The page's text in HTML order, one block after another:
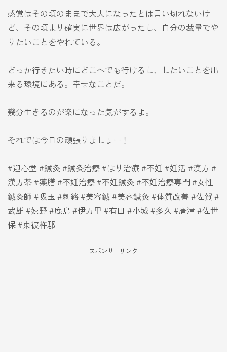
感覚はその頃のままで大人になったとは言い切れないけ
ど、その頃より確実に世界は広がったし、自分の裁量でや
りたいことをやれている。
どっか行きたい時にどこへでも行けるし、したいことを出
来る環境にある。幸せなことだ。
幾分生きるのが楽になった気がするよ。
それでは今日の頑張りましょー！
#迎心堂 #鍼灸 #鍼灸治療 #はり治療 #不妊 #妊活 #漢方 #
漢方茶 #薬膳 #不妊治療 #不妊鍼灸 #不妊治療専門 #女性
鍼灸師 #吸玉 #刺絡 #美容鍼 #美容鍼灸 #体質改善 #佐賀 #
武雄 #嬉野 #鹿島 #伊万里 #有田 #小城 #多久 #唐津 #佐世
保 #東彼杵郡
スポンサーリンク